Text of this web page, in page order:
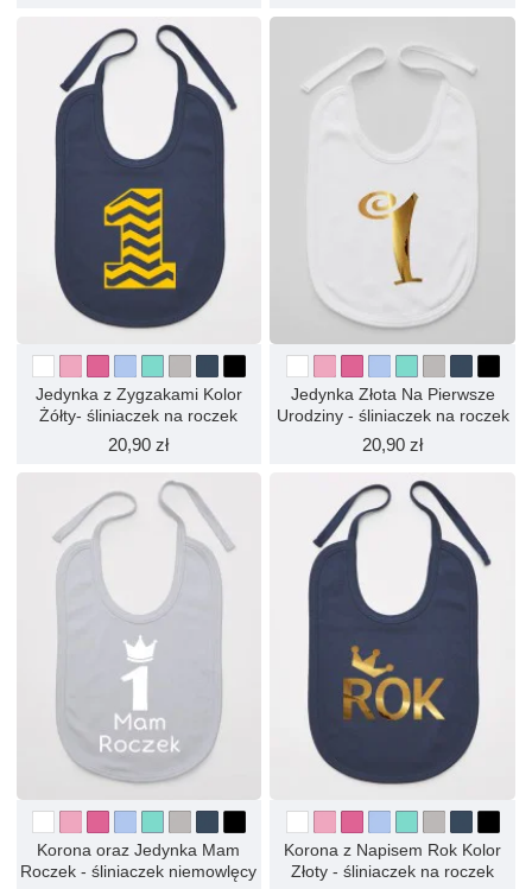
Jedynka z Zygzakami Kolor
Żółty- śliniaczek na roczek
20,90 zł
Jedynka Złota Na Pierwsze
Urodziny - śliniaczek na roczek
20,90 zł
Korona oraz Jedynka Mam
Roczek - śliniaczek niemowlęcy
Korona z Napisem Rok Kolor
Złoty - śliniaczek na roczek